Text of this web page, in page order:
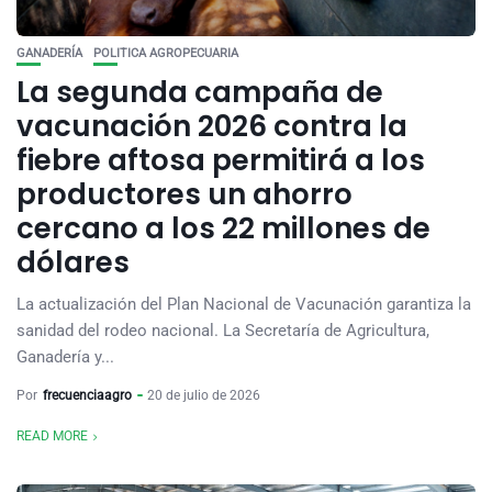
GANADERÍA POLITICA AGROPECUARIA
La segunda campaña de
vacunación 2026 contra la
fiebre aftosa permitirá a los
productores un ahorro
cercano a los 22 millones de
dólares
La actualización del Plan Nacional de Vacunación garantiza la
sanidad del rodeo nacional. La Secretaría de Agricultura,
Ganadería y...
Por frecuenciaagro 20 de julio de 2026
READ MORE